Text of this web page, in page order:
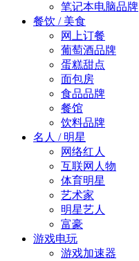
笔记本电脑品牌
餐饮 / 美食
网上订餐
葡萄酒品牌
蛋糕甜点
面包房
食品品牌
餐馆
饮料品牌
名人 / 明星
网络红人
互联网人物
体育明星
艺术家
明星艺人
富豪
游戏电玩
游戏加速器